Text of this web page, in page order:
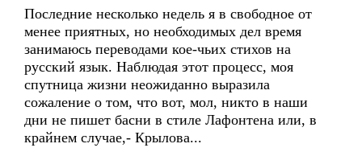
Последние несколько недель я в свободное от
менее приятных, но необходимых дел время
занимаюсь переводами кое-чьих стихов на
русский язык. Наблюдая этот процесс, моя
спутница жизни неожиданно выразила
сожаление о том, что вот, мол, никто в наши
дни не пишет басни в стиле Лафонтена или, в
крайнем случае,- Крылова...